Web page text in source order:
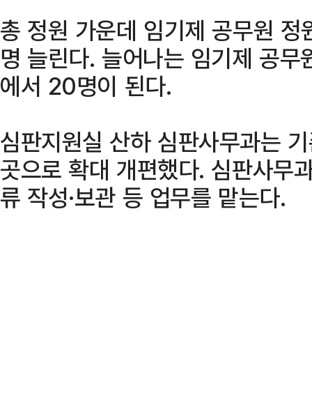
총 정원 가운데 임기제 공무원
명 늘린다. 늘어나는 임기제 공
에서 20명이 된다.
심판지원실 산하 심판사무과는
곳으로 확대 개편했다. 심판사무
류 작성·보관 등 업무를 맡는다.